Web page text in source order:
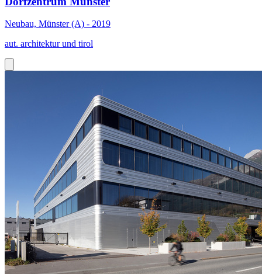
Neubau, Münster (A) - 2019
aut. architektur und tirol